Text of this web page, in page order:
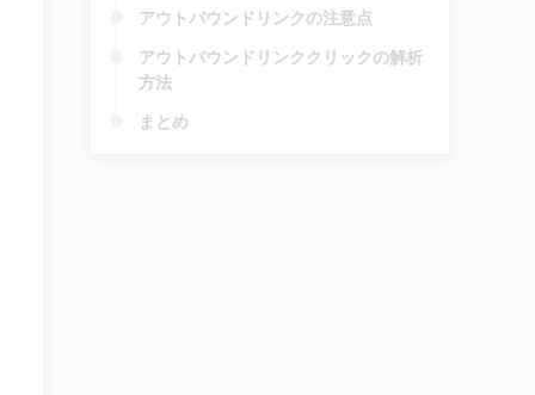
アウトバウンドリンクの注意点
アウトバウンドリンククリックの解析
方法
まとめ